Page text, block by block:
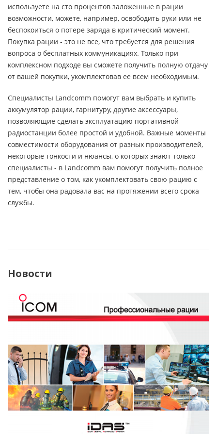
используете на сто процентов заложенные в рации
возможности, можете, например, освободить руки или не
беспокоиться о потере заряда в критический момент.
Покупка рации - это не все, что требуется для решения
вопроса о бесплатных коммуникациях. Только при
комплексном подходе вы сможете получить полную отдачу
от вашей покупки, укомплектовав ее всем необходимым.
Специалисты Landcomm помогут вам выбрать и купить
аккумулятор рации, гарнитуру, другие аксессуары,
позволяющие сделать эксплуатацию портативной
радиостанции более простой и удобной. Важные моменты
совместимости оборудования от разных производителей,
некоторые тонкости и нюансы, о которых знают только
специалисты - в Landcomm вам помогут получить полное
представление о том, как укомплектовать свою рацию с
тем, чтобы она радовала вас на протяжении всего срока
службы.
Новости